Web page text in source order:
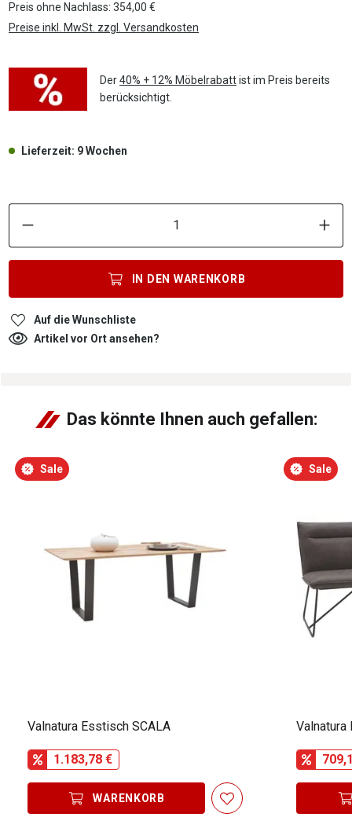
Preis ohne Nachlass: 354,00 €
Preise inkl. MwSt. zzgl. Versandkosten
Der40% + 12% Möbelrabattist im Preis bereits
berücksichtigt.
Lieferzeit: 9 Wochen
IN DEN WARENKORB
Auf die Wunschliste
Artikel vor Ort ansehen?
Das könnte Ihnen auch gefallen:
Sale
Valnatura Esstisch SCALA
1.183,78 €
WARENKORB
Sale
Valnatura